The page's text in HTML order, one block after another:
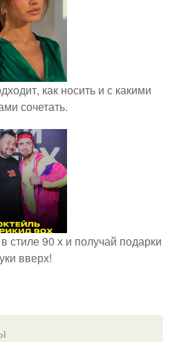
как носить и с какими
сочетать.
стиле 90 х и получай подарки
вверх!